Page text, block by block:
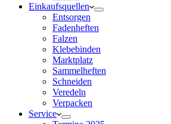
Einkaufsquellen
Entsorgen
Fadenheften
Falzen
Klebebinden
Marktplatz
Sammelheften
Schneiden
Veredeln
Verpacken
Service